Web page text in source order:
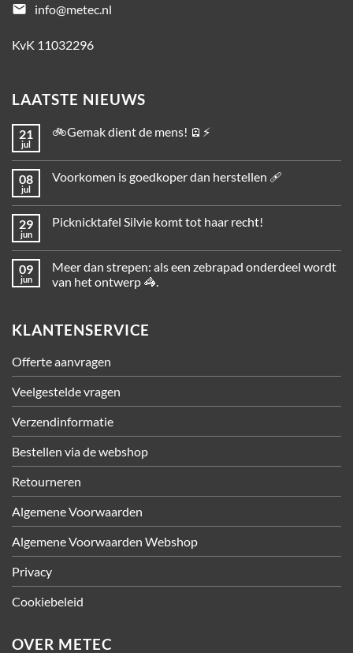
email
info@metec.nl
KvK 11032296
LAATSTE NIEUWS
21
jul
🚲Gemak dient de mens! 🪫⚡
08
jul
Voorkomen is goedkoper dan herstellen 🩹
29
jun
Picknicktafel Silvie komt tot haar recht!
09
jun
Meer dan strepen: als een zebrapad onderdeel wordt
van het ontwerp 🦓.
KLANTENSERVICE
Offerte aanvragen
Veelgestelde vragen
Verzendinformatie
Bestellen via de webshop
Retourneren
Algemene Voorwaarden
Algemene Voorwaarden Webshop
Privacy
Cookiebeleid
OVER METEC